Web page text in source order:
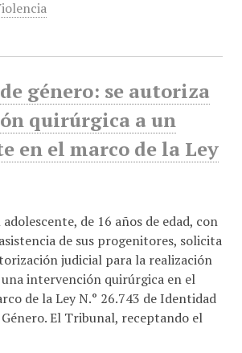
género: se autoriza
quirúrgica a un
en el marco de la Ley
adolescente, de 16 años de edad, con
de sus progenitores, solicita
judicial para la realización
una intervención quirúrgica en el
de la Ley N.° 26.743 de Identidad
Género. El Tribunal, receptando el